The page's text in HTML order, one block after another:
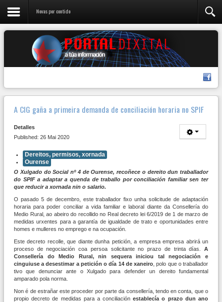
Novas por contido
A CIG gaña a primeira demanda de conciliación horaria no SPIF
Detalles
Published: 26 Mai 2020
Dereitos, permisos, xornada
Ourense
O Xulgado do Social nº 4 de Ourense, recoñece o dereito dun traballador
do SPIF a adaptar a quenda de traballo por conciliación familiar sen ter
que reducir a xornada nin o salario.
O pasado 5 de decembro, este traballador fixo unha solicitude de adaptación
horaria para poder conciliar a vida familiar e laboral diante da Consellería do
Medio Rural, ao abeiro do recollido no Real decreto lei 6/2019 de 1 de marzo de
medidas urxentes para a garantía de igualdade de trato e oportunidades entre
homes e mulleres no emprego e na ocupación.
Este decreto recolle, que diante dunha petición, a empresa empresa abrirá un
proceso de negociación coa persoa solicitante no prazo de trinta días.
A
Consellería do Medio Rural, nin sequera iniciou tal negociación e
cinguiuse a desestimar a petición o día 14 de xaneiro , polo que o traballador
tivo que denunciar ante o Xulgado para defender un dereito fundamental
amparado pola norma.
Non é de estrañar este proceder por parte da consellería, tendo en conta, que o
propio decreto de medidas para a conciliaciónestablecía o prazo dun ano